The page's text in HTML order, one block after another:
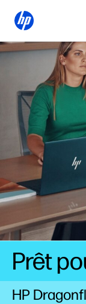
Prêt
HP